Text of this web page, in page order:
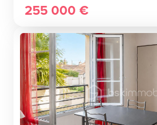
255 000 €